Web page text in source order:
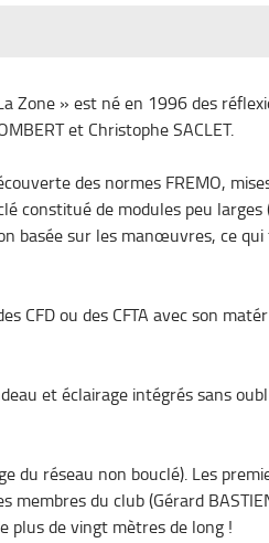
Zone » est né en 1996 des
et Christophe SACLET.
des normes FREMO,
constitué de modules peu
basée sur les manœuvres, ce
CFD ou des CFTA avec son
et éclairage intégrés sans
du réseau non bouclé). Les
du club (Gérard
plus de vingt mètres de long !